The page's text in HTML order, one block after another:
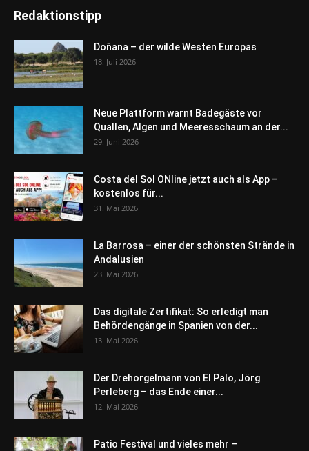
Redaktionstipp
Doñana – der wilde Westen Europas
18. Juli 2026
Neue Plattform warnt Badegäste vor
Quallen, Algen und Meeresschaum an der...
29. Juni 2026
Costa del Sol ONline jetzt auch als App –
kostenlos für...
31. Mai 2026
La Barrosa – einer der schönsten Strände in
Andalusien
23. Mai 2026
Das digitale Zertifikat: So erledigt man
Behördengänge in Spanien von der...
13. Mai 2026
Der Drehorgelmann von El Palo, Jörg
Perleberg – das Ende einer...
12. Mai 2026
Patio Festival und vieles mehr –